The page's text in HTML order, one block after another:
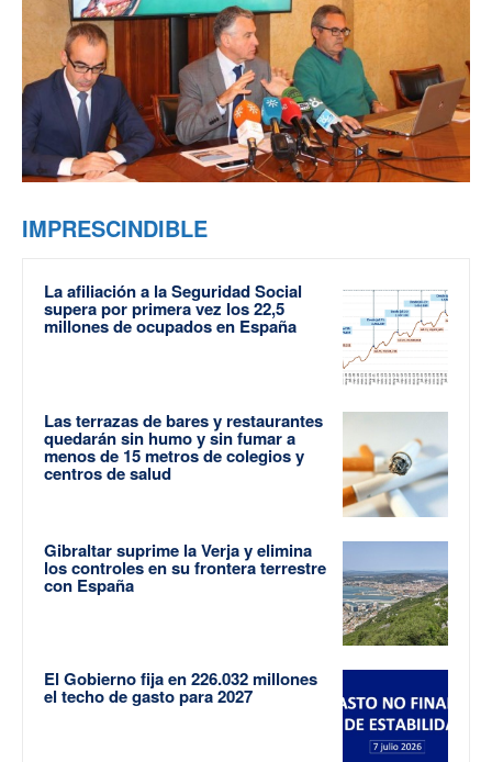
IMPRESCINDIBLE
La afiliación a la Seguridad Social
supera por primera vez los 22,5
millones de ocupados en España
Las terrazas de bares y restaurantes
quedarán sin humo y sin fumar a
menos de 15 metros de colegios y
centros de salud
Gibraltar suprime la Verja y elimina
los controles en su frontera terrestre
con España
El Gobierno fija en 226.032 millones
el techo de gasto para 2027